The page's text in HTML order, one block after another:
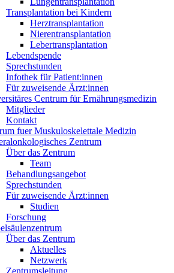
Transplantation bei Kindern
Herztransplantation
Nierentransplantation
Lebertransplantation
Lebendspende
Sprechstunden
Infothek für Patient:innen
Für zuweisende Ärzt:innen
Centrum für Ernährungsmedizin
Mitglieder
Kontakt
fuer Muskuloskelettale Medizin
Zentrum
Über das Zentrum
Team
Behandlungsangebot
Sprechstunden
Für zuweisende Ärzt:innen
Studien
Forschung
Über das Zentrum
Aktuelles
Netzwerk
Zentrumsleitung